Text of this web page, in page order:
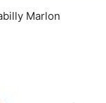
Marlon